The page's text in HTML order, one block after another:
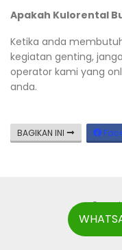
Apakah Kulorental
Ketika anda
kegiatan genting,
operator kami yang
anda.
BAGIKAN INI